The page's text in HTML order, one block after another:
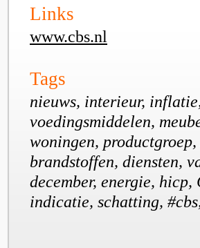
Links
www.cbs.nl
Tags
nieuws, interieur,
voedingsmiddelen,
woningen,
brandstoffen, diensten,
december, energie,
indicatie, schatting,